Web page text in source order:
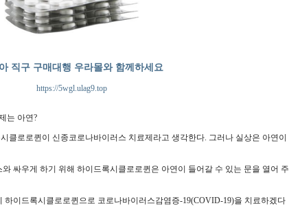
직구 구매대행 우라몰와 함께하세요
https://5wgl.ulag9.top
는 아연?
클로로퀸이 신종코로나바이러스 치료제라고 생각한다. 그러나 실상은 아연이
싸우게 하기 위해 하이드록시클로로퀸은 아연이 들어갈 수 있는 문을 열어 주
하이드록시클로로퀸으로 코로나바이러스감염증-19(COVID-19)을 치료하겠다